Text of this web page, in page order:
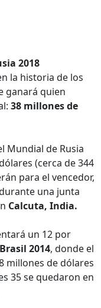
2018
la historia de los
ganará quien
38 millones de
Mundial de Rusia
(cerca de 344
para el vencedor,
una junta
Calcuta, India.
un 12 por
Brasil 2014, donde el
millones de dólares
35 se quedaron en